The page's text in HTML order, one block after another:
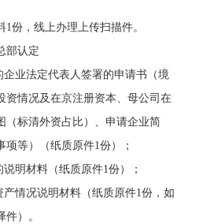
1份，线上办理上传扫描件。
部认定
业法定代表人签署的申请书（境
资情况及在京注册资本、母公司在
（标清外资占比） 、申请企业简
项等）（纸质原件1份）；
说明材料 （纸质原件1份）；
产情况说明材料 （纸质原件1份， 如
） 。